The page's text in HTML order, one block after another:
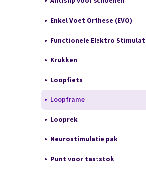
Enkel Voet Orthese (EVO)
Functionele Elektro
Krukken
Loopfiets
Loopframe
Looprek
Neurostimulatie pak
Punt voor taststok